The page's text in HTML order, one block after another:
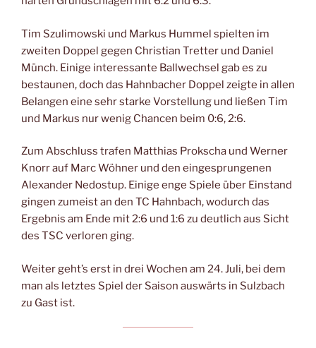
Tim Szulimowski und Markus Hummel spielten im
zweiten Doppel gegen Christian Tretter und Daniel
Münch. Einige interessante Ballwechsel gab es zu
bestaunen, doch das Hahnbacher Doppel zeigte in allen
Belangen eine sehr starke Vorstellung und ließen Tim
und Markus nur wenig Chancen beim 0:6, 2:6.
Zum Abschluss trafen Matthias Prokscha und Werner
Knorr auf Marc Wöhner und den eingesprungenen
Alexander Nedostup. Einige enge Spiele über Einstand
gingen zumeist an den TC Hahnbach, wodurch das
Ergebnis am Ende mit 2:6 und 1:6 zu deutlich aus Sicht
des TSC verloren ging.
Weiter geht’s erst in drei Wochen am 24. Juli, bei dem
man als letztes Spiel der Saison auswärts in Sulzbach
zu Gast ist.